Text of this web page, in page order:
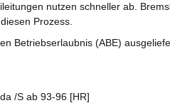
nutzen schneller ab.
Prozess.
Betriebserlaubnis (ABE)
/S ab 93-96 [HR]